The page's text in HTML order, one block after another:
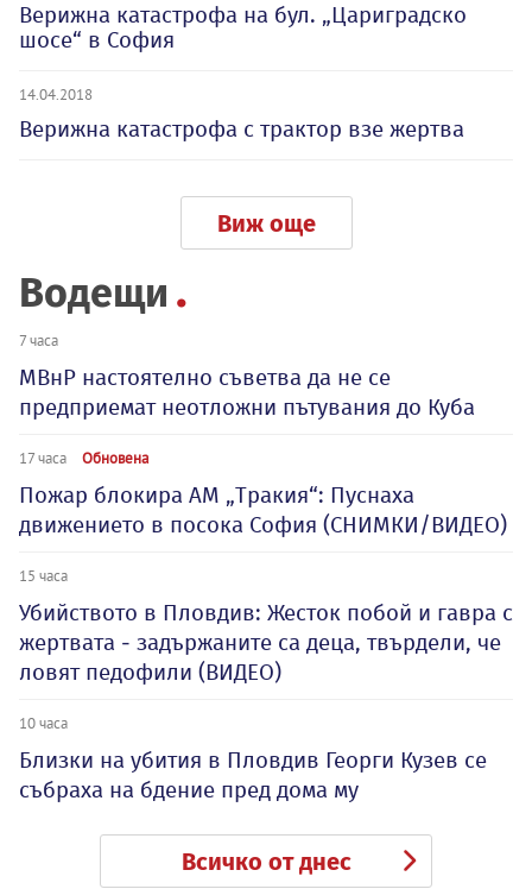
Верижна катастрофа на бул. „Цариградско
шосе“ в София
14.04.2018
Верижна катастрофа с трактор взе жертва
Виж още
Водещи
7 часа
МВнР настоятелно съветва да не се
предприемат неотложни пътувания до Куба
17 часа Обновена
Пожар блокира АМ „Тракия“: Пуснаха
движението в посока София (СНИМКИ/ВИДЕО)
15 часа
Убийството в Пловдив: Жесток побой и гавра с
жертвата - задържаните са деца, твърдели, че
ловят педофили (ВИДЕО)
10 часа
Близки на убития в Пловдив Георги Кузев се
събраха на бдение пред дома му
Всичко от днес